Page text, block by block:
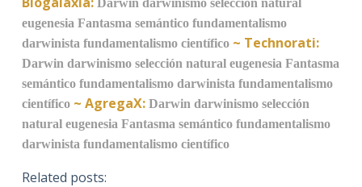
eugenesia Fantasma semántico fundamentalismo
darwinista fundamentalismo científico~ Technorati:
Darwin darwinismo selección natural eugenesia Fantasma
semántico fundamentalismo darwinista fundamentalismo
científico~ AgregaX: Darwin darwinismo selección
natural eugenesia Fantasma semántico fundamentalismo
darwinista fundamentalismo científico
Related posts: